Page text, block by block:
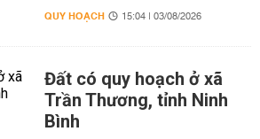
QUY HOẠCH 15:04 | 03/08/2026
Đất có quy hoạch ở xã
Trần Thương, tỉnh Ninh
Bình